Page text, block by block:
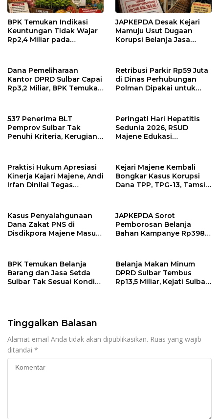
BPK Temukan Indikasi
Keuntungan Tidak Wajar
Rp2,4 Miliar pada
Perkebunan Sulbar
JAPKEPDA Desak Kejari
Mamuju Usut Dugaan
Korupsi Belanja Jasa
Kelebihan Pembayaran
Rp146,4 Juta
Dana Pemeliharaan
Kantor DPRD Sulbar Capai
Rp3,2 Miliar, BPK Temukan
Retribusi Parkir Rp59 Juta
di Dinas Perhubungan
Polman Dipakai untuk
537 Penerima BLT
Pemprov Sulbar Tak
Penuhi Kriteria, Kerugian
Peringati Hari Hepatitis
Sedunia 2026, RSUD
Majene Edukasi
Pencegahan Hepatitis
Praktisi Hukum Apresiasi
Kinerja Kajari Majene, Andi
Irfan Dinilai Tegas
Kejari Majene Kembali
Bongkar Kasus Korupsi
Dana TPP, TPG-13, Tamsil-
Kasus Penyalahgunaan
Dana Zakat PNS di
Disdikpora Majene Masuk
Tersangkanya?
JAPKEPDA Sorot
Pemborosan Belanja
Bahan Kampanye Rp398
di KPU Sulbar
BPK Temukan Belanja
Barang dan Jasa Setda
Sulbar Tak Sesuai Kondisi
Belanja Makan Minum
DPRD Sulbar Tembus
Rp13,5 Miliar, Kejati Sulbar
Tinggalkan Balasan
Alamat email Anda tidak akan dipublikasikan. Ruas yang wajib
ditandai *